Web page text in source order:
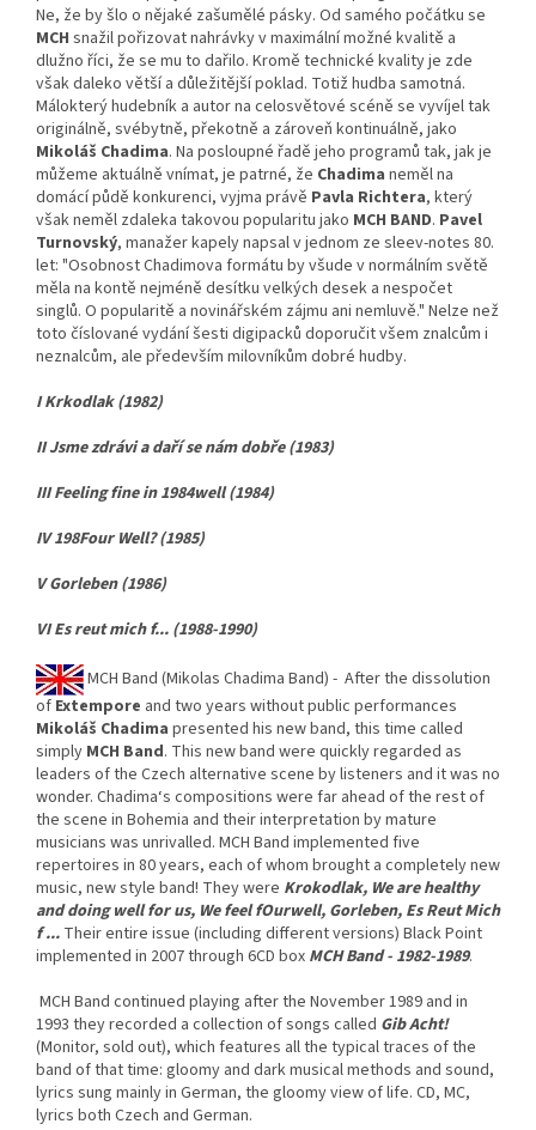
Ne, že by šlo o nějaké zašumělé pásky. Od samého počátku se
MCH snažil pořizovat nahrávky v maximální možné kvalitě a
dlužno říci, že se mu to dařilo. Kromě technické kvality je zde
však daleko větší a důležitější poklad. Totiž hudba samotná.
Málokterý hudebník a autor na celosvětové scéně se vyvíjel tak
originálně, svébytně, překotně a zároveň kontinuálně, jako
Mikoláš Chadima. Na posloupné řadě jeho programů tak, jak je
můžeme aktuálně vnímat, je patrné, že Chadima neměl na
domácí půdě konkurenci, vyjma právě Pavla Richtera, který
však neměl zdaleka takovou popularitu jako MCH BAND. Pavel
Turnovský, manažer kapely napsal v jednom ze sleev-notes 80.
let: "Osobnost Chadimova formátu by všude v normálním světě
měla na kontě nejméně desítku velkých desek a nespočet
singlů. O popularitě a novinářském zájmu ani nemluvě." Nelze než
toto číslované vydání šesti digipacků doporučit všem znalcům i
neznalcům, ale především milovníkům dobré hudby.
I Krkodlak (1982)
II Jsme zdrávi a daří se nám dobře (1983)
III Feeling fine in 1984well (1984)
IV 198Four Well? (1985)
V Gorleben (1986)
VI Es reut mich f... (1988-1990)
MCH Band (Mikolas Chadima Band) - After the dissolution
of Extempore and two years without public performances
Mikoláš Chadima presented his new band, this time called
simply MCH Band. This new band were quickly regarded as
leaders of the Czech alternative scene by listeners and it was no
wonder. Chadima‘s compositions were far ahead of the rest of
the scene in Bohemia and their interpretation by mature
musicians was unrivalled. MCH Band implemented five
repertoires in 80 years, each of whom brought a completely new
music, new style band! They were Krokodlak, We are healthy
and doing well for us, We feel fOurwell, Gorleben, Es Reut Mich
f ... Their entire issue (including different versions) Black Point
implemented in 2007 through 6CD box MCH Band - 1982-1989.
MCH Band continued playing after the November 1989 and in
1993 they recorded a collection of songs called Gib Acht!
(Monitor, sold out), which features all the typical traces of the
band of that time: gloomy and dark musical methods and sound,
lyrics sung mainly in German, the gloomy view of life. CD, MC,
lyrics both Czech and German.